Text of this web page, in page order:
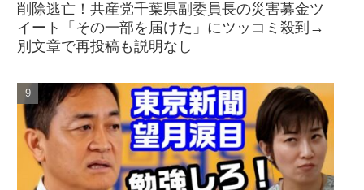
削除逃亡！共産党千葉県副委員長の災害募金ツ
イート「その一部を届けた」にツッコミ殺到→
別文章で再投稿も説明なし